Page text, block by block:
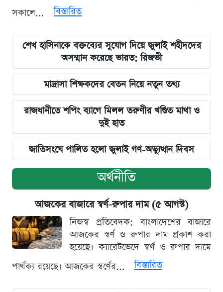
সকালে...
বিস্তারিত
শেখ হাসিনাকে বক্তব্যের সুযোগ দিয়ে জুলাই শহীদদের
অসম্মান করেছে ভারত: রিজভী
মাদ্রাসা শিক্ষকদের বেতন নিয়ে নতুন তথ্য
রাজধানীতে শপিং ব্যাগে মিলল তরুণীর খণ্ডিত মাথা ও
দুই হাত
জাতিসংঘে পালিত হলো জুলাই গণ-অভ্যুত্থান দিবস
অর্থনীতি
আজকের বাজারে স্বর্ণ-রুপার দাম (৫ আগস্ট)
নিজস্ব প্রতিবেদক: বাংলাদেশের বাজারে
আজকের স্বর্ণ ও রুপার দাম প্রকাশ করা
হয়েছে। ক্যারেটভেদে স্বর্ণ ও রুপার দামে
পার্থক্য রয়েছে। আজকের স্বর্ণের...
বিস্তারিত